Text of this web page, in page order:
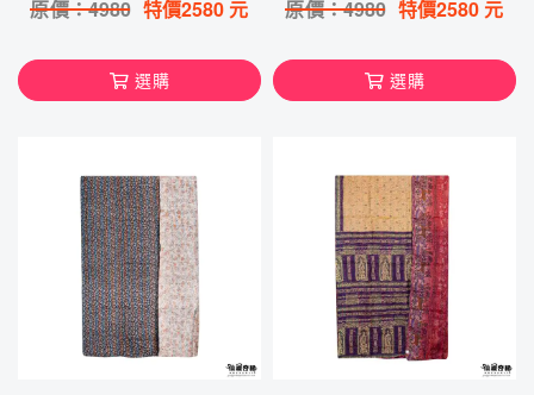
原價：4980 特價2580 元
選購
原價：4980 特價2580 元
選購